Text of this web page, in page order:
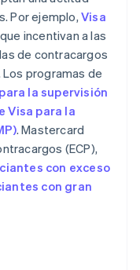
Por ejemplo,Visa
que incentivan a las
de contracargos
programas de
la supervisión
Visa para la
. Mastercard
(ECP),
con exceso
con gran